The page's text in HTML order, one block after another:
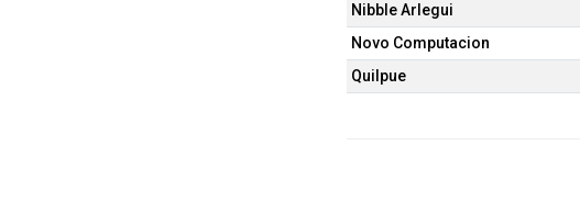
Nibble Arlegui
Novo Computacion
Quilpue